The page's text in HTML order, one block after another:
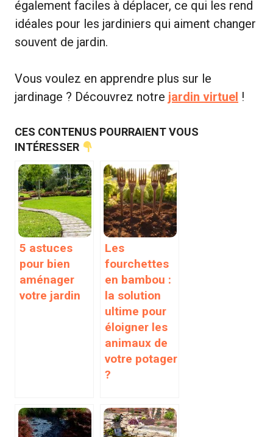
également faciles à déplacer, ce qui les rend
idéales pour les jardiniers qui aiment changer
souvent de jardin.
Vous voulez en apprendre plus sur le
jardinage ? Découvrez notre jardin virtuel !
CES CONTENUS POURRAIENT VOUS
INTÉRESSER
5 astuces
pour bien
aménager
votre jardin
Les
fourchettes
en bambou :
la solution
ultime pour
éloigner les
animaux de
votre potager
?